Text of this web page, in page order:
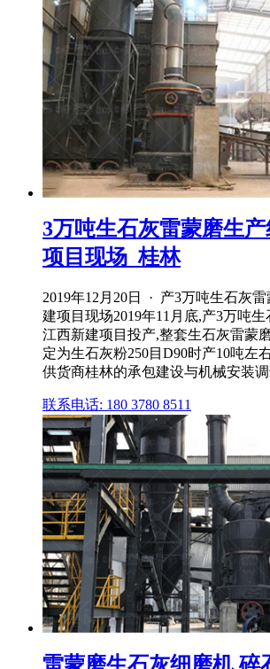
3万吨生石灰雷蒙磨生
项目现场_桂林
2019年12月20日 · 产3万吨生石灰
建项目现场2019年11月底,产3万吨
江西新建项目投产,整套生石灰雷蒙
定为生石灰粉250目D90时产10吨左
供货商桂林的承包建设与机械安装
联系电话: 180 3780 8511